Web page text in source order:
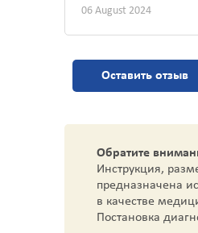
06 August 2024
Оставить отзыв
Обратите
Инструкция,
предназначена
в качестве
Постановка